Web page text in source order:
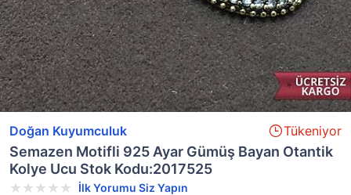
Doğan Kuyumculuk Tükeniyor
Semazen Motifli 925 Ayar Gümüş Bayan Otantik
Kolye Ucu Stok Kodu:2017525
İlk Yorumu Siz Yapın